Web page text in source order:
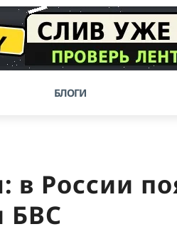
БЛОГИ
России
БВС